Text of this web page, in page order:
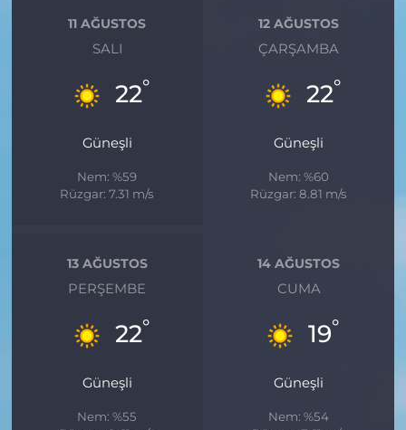
11 AĞUSTOS
SALI
22°
Güneşli
Nem: %59
Rüzgar: 7.31 m/s
12 AĞUSTOS
ÇARŞAMBA
22°
Güneşli
Nem: %60
Rüzgar: 8.81 m/s
13 AĞUSTOS
PERŞEMBE
22°
Güneşli
Nem: %55
14 AĞUSTOS
CUMA
19°
Güneşli
Nem: %54